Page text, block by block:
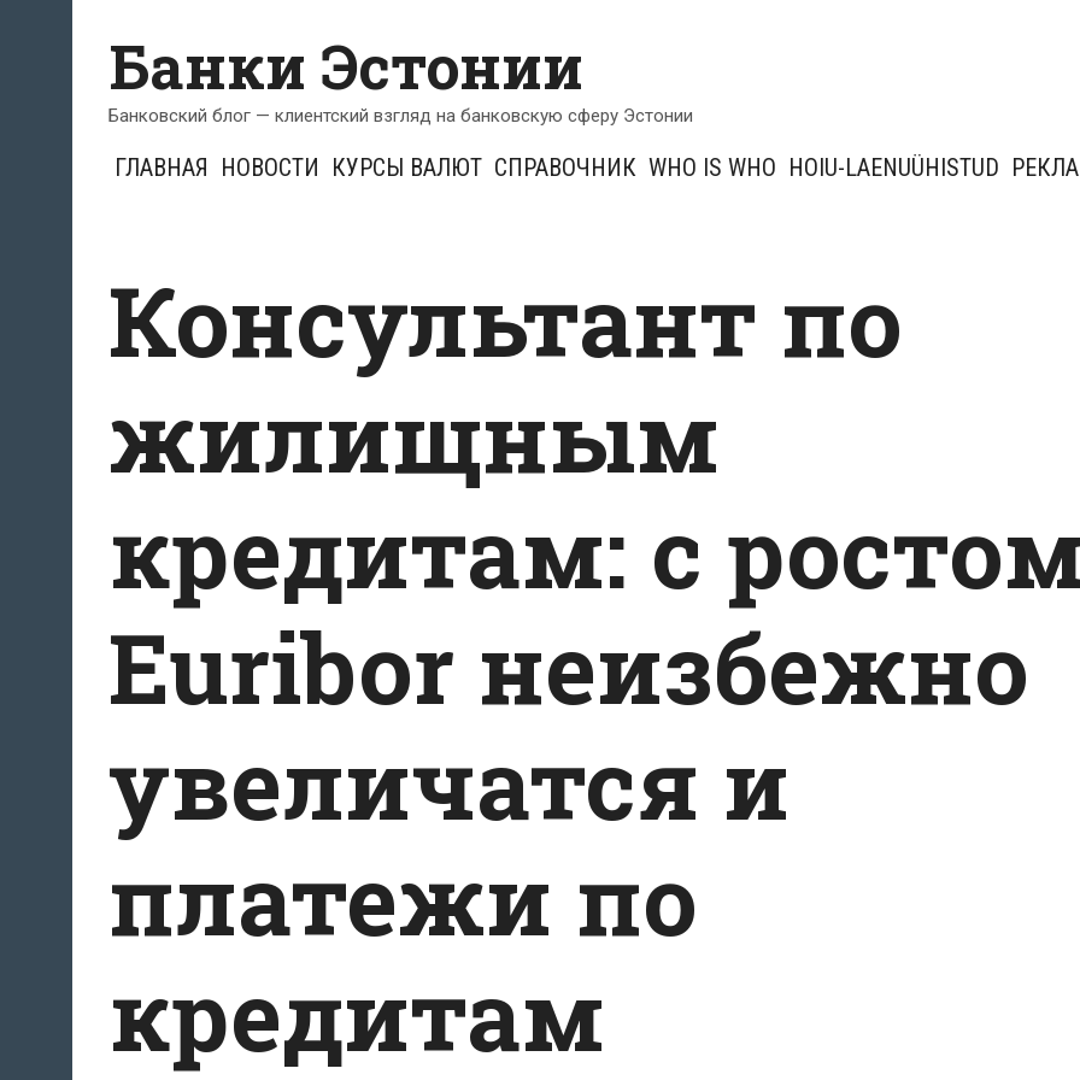
содержимому
Банки Эстонии
Банковский блог — клиентский взгляд на банковскую сферу Эстонии
ГЛАВНАЯ НОВОСТИ КУРСЫ ВАЛЮТ СПРАВОЧНИК WHO IS WHO HOIU-LAENUÜHISTUD
Консультант по
жилищным
кредитам: с
Euribor неизбежно
увеличатся и
платежи по
кредитам